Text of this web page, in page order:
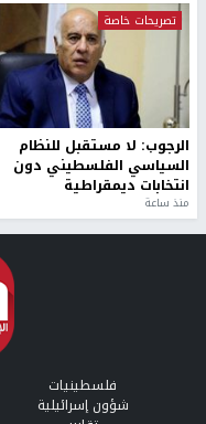
تصريحات خاصة
الرجوب: لا مستقبل للنظام
السياسي الفلسطيني دون
انتخابات ديمقراطية
منذ ساعة
فلسطينيات
شؤون إسرائيلية